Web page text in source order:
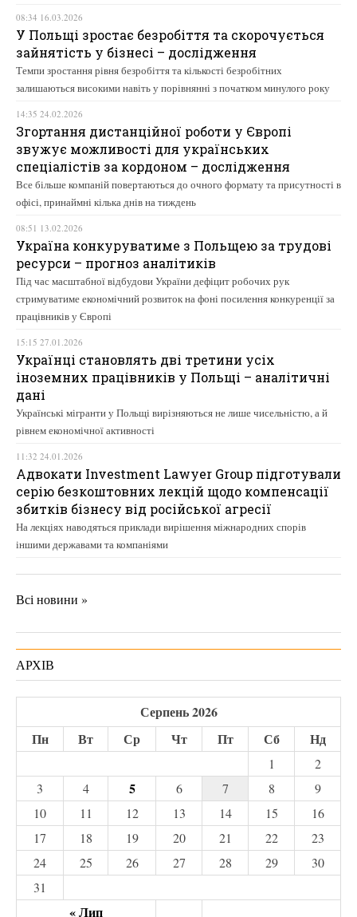
08:34 16.03.2026
У Польщі зростає безробіття та скорочується
зайнятість у бізнесі – дослідження
Темпи зростання рівня безробіття та кількості безробітних
залишаються високими навіть у порівнянні з початком минулого року
14:35 24.02.2026
Згортання дистанційної роботи у Європі
звужує можливості для українських
спеціалістів за кордоном – дослідження
Все більше компаній повертаються до очного формату та присутності в
офісі, принаймні кілька днів на тиждень
08:51 13.02.2026
Україна конкуруватиме з Польщею за трудові
ресурси – прогноз аналітиків
Під час масштабної відбудови України дефіцит робочих рук
стримуватиме економічний розвиток на фоні посилення конкуренції за
працівників у Європі
15:15 27.01.2026
Українці становлять дві третини усіх
іноземних працівників у Польщі – аналітичні
дані
Українські мігранти у Польщі вирізняються не лише чисельністю, а й
рівнем економічної активності
11:32 24.01.2026
Адвокати Investment Lawyer Group підготували
серію безкоштовних лекцій щодо компенсації
збитків бізнесу від російської агресії
На лекціях наводяться приклади вирішення міжнародних спорів
іншими державами та компаніями
Всі новини »
АРХІВ
Серпень 2026
Пн
Вт Ср Чт Пт Сб Нд
« Лип
1
2
3
4 5 6 7 8
9
10
11 12 13 14 15
16
17
18 19 20 21 22
23
24
25 26 27 28 29
30
31